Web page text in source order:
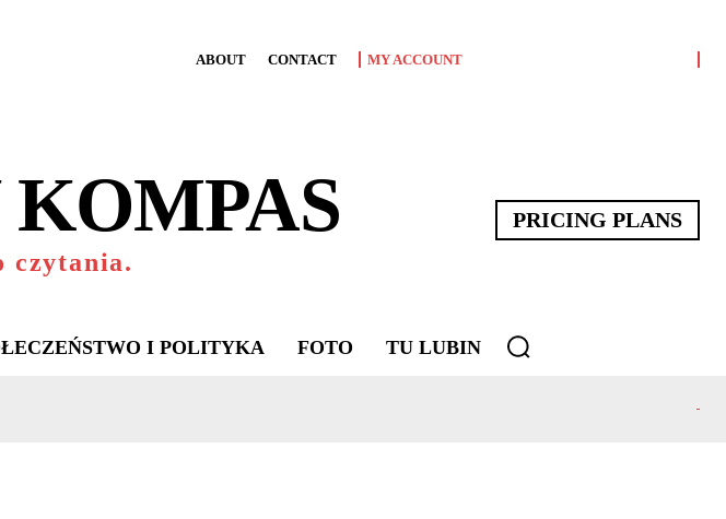
ABOUT CONTACT MY ACCOUNT
czytania.
PRICING PLANS
I POLITYKA FOTO TU LUBIN